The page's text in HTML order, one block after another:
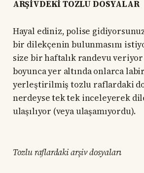
ARŞİVDEKİ TOZLU DOSYALAR
Hayal ediniz, polise
bir dilekçenin bulunmasını
size bir haftalık randevu
boyunca yer altında onlarca
yerleştirilmiş tozlu raflardaki
nerdeyse tek tek inceleyerek
ulaşılıyor (veya ulaşamıyordu).
Tozlu raflardaki arşiv dosyaları